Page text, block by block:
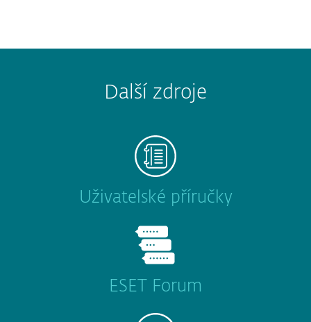
Další zdroje
Uživatelské příručky
ESET Forum